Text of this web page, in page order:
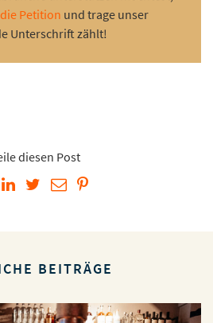
Petition und trage unser
Unterschrift zählt!
diesen Post
BEITRÄGE